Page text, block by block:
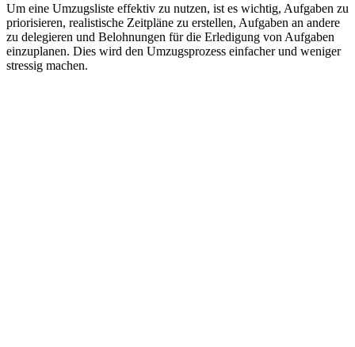
Um eine Umzugsliste effektiv zu nutzen, ist es wichtig, Aufgaben zu
priorisieren, realistische Zeitpläne zu erstellen, Aufgaben an andere
zu delegieren und Belohnungen für die Erledigung von Aufgaben
einzuplanen. Dies wird den Umzugsprozess einfacher und weniger
stressig machen.